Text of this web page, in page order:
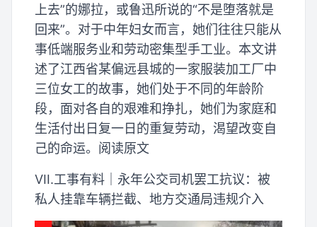
上去”的娜拉，或鲁迅所说的“不是堕落就是
回来”。对于中年妇女而言，她们往往只能从
事低端服务业和劳动密集型手工业。本文讲
述了江西省某偏远县城的一家服装加工厂中
三位女工的故事，她们处于不同的年龄阶
段，面对各自的艰难和挣扎，她们为家庭和
生活付出日复一日的重复劳动，渴望改变自
己的命运。阅读原文
VII.工事有料｜永年公交司机罢工抗议：被
私人挂靠车辆拦截、地方交通局违规介入